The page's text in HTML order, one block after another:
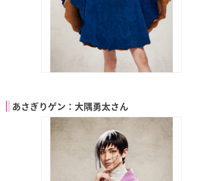
あさぎりゲン：大隅勇太さん